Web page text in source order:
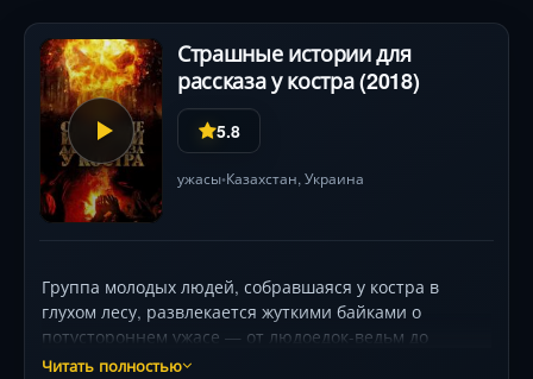
Страшные истории для
рассказа у костра (2018)
5.8
ужасы•Казахстан, Украина
Группа молодых людей, собравшаяся у костра в
глухом лесу, развлекается жуткими байками о
потустороннем ужасе — от людоедок-ведьм до
таинственных попутчиц на пустынных трассах.
Читать полностью